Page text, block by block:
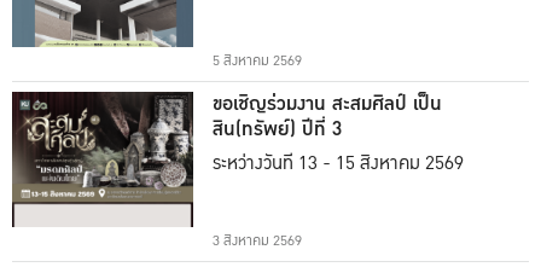
5 สิงหาคม 2569
ขอเชิญร่วมงาน สะสมศิลป์ เป็น
สิน(ทรัพย์) ปีที่ 3
ระหว่างวันที่ 13 - 15 สิงหาคม 2569
3 สิงหาคม 2569